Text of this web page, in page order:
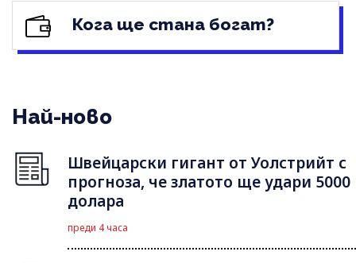
Кога ще стана богат?
Най-ново
Швейцарски гигант от Уолстрийт с
прогноза, че златото ще удари 5000
долара
преди 4 часа